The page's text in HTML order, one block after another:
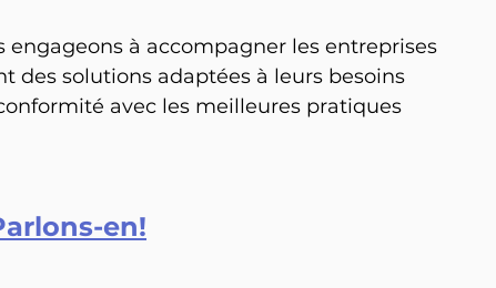
engageons à accompagner les entreprises
des solutions adaptées à leurs besoins
avec les meilleures pratiques
en!